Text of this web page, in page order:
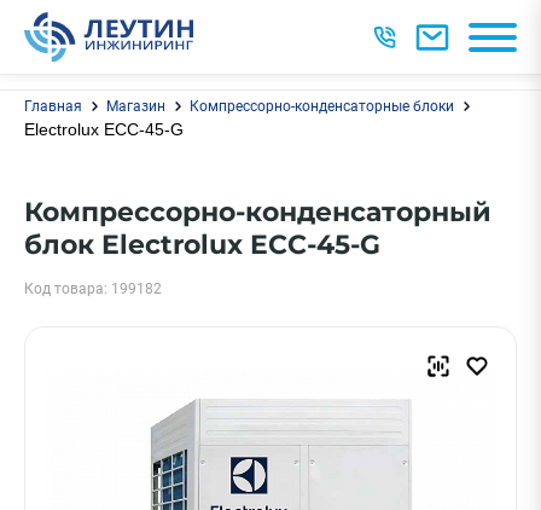
Главная Магазин Компрессорно-конденсаторные блоки
Electrolux ECC-45-G
Компрессорно-конденсаторный
блок Electrolux ECC-45-G
Код товара: 199182